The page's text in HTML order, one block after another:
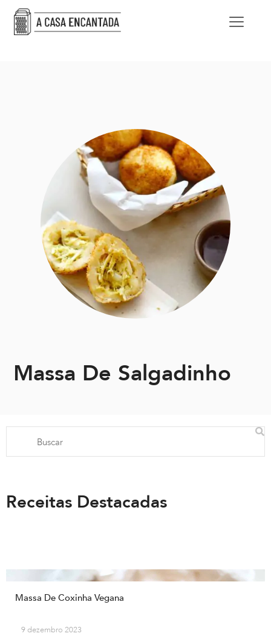
Massa De Salgadinho
Receitas Destacadas
Massa De Coxinha Vegana
9 dezembro 2023